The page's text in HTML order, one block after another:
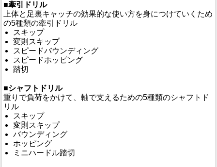
■牽引ドリル
上体と足裏キャッチの効果的な使い方を身につけていくため
の5種類の牽引ドリル
スキップ
変則スキップ
スピードバウンディング
スピードホッピング
踏切
■シャフトドリル
重りで負荷をかけて、軸で支えるための5種類のシャフトド
リル
スキップ
変則スキップ
バウンディング
ホッピング
ミニハードル踏切